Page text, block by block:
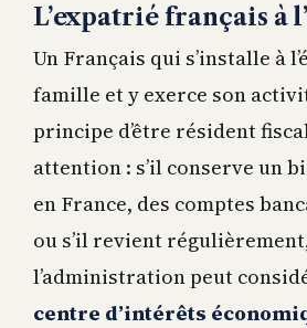
L’expatrié français à
Un Français qui s’installe à
famille et y exerce son
principe d’être résident
attention : s’il conserve un
en France, des comptes
ou s’il revient
l’administration peut
centre d’intérêts